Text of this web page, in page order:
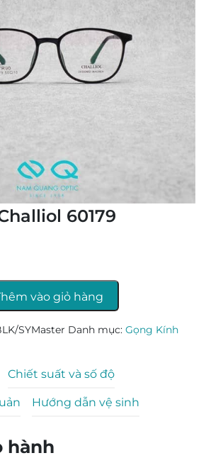
60179
vào giỏ hàng
SYMaster Danh mục: Gọng Kính
Chiết suất và số độ
Hướng dẫn vệ sinh
hành